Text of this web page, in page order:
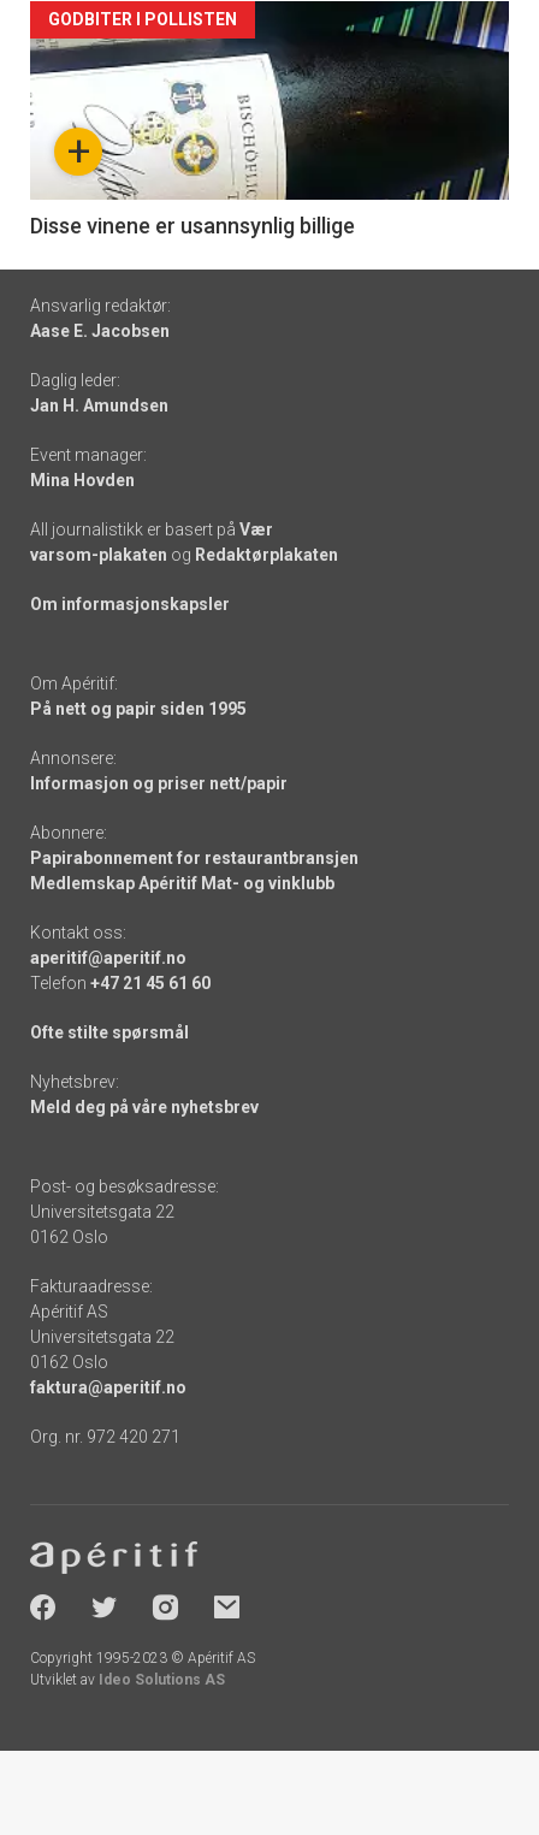
Forsiden
akkurat
nå
6
+
GODBITER I POLLISTEN
Disse vinene er usannsynlig billige
Footer
-
links
Ansvarlig redaktør:
Aase E. Jacobsen
Daglig leder:
Jan H. Amundsen
Event manager:
Mina Hovden
All journalistikk er basert på Vær
varsom-plakaten og Redaktørplakaten
Om informasjonskapsler
Om Apéritif:
På nett og papir siden 1995
Annonsere:
Informasjon og priser nett/papir
Abonnere:
Papirabonnement for restaurantbransjen
Medlemskap Apéritif Mat- og vinklubb
Kontakt oss:
aperitif@aperitif.no
Telefon +47 21 45 61 60
Ofte stilte spørsmål
Nyhetsbrev:
Meld deg på våre nyhetsbrev
Post- og besøksadresse:
Universitetsgata 22
0162 Oslo
Fakturaadresse:
Apéritif AS
Universitetsgata 22
0162 Oslo
faktura@aperitif.no
Org. nr. 972 420 271
-
socials
Copyright 1995-2023 © Apéritif AS
Utviklet av Ideo Solutions AS